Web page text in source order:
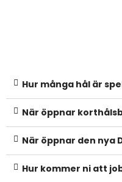
Hur många hål är
När öppnar
När öppnar den nya
Hur kommer ni att